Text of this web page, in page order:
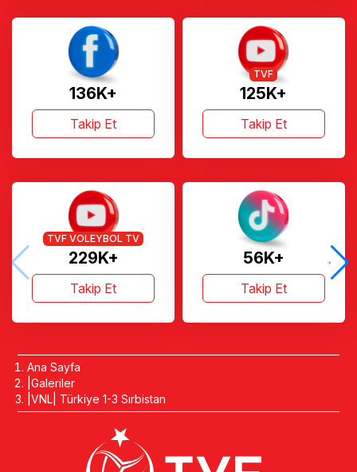
136K+
Takip Et
125K+
TVF
Takip Et
229K+
TVF VOLEYBOL TV
Takip Et
56K+
Takip Et
Ana Sayfa
Galeriler
VNL| Türkiye 1-3 Sırbistan